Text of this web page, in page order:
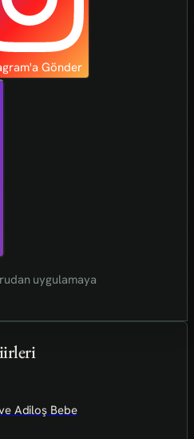
Gönder
uygulamaya
Adiloş Bebe